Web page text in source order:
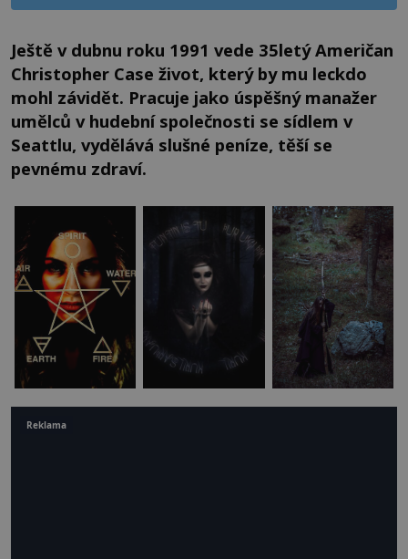
Ještě v dubnu roku 1991 vede 35letý Američan
Christopher Case život, který by mu leckdo
mohl závidět. Pracuje jako úspěšný manažer
umělců v hudební společnosti se sídlem v
Seattlu, vydělává slušné peníze, těší se
pevnému zdraví.
Reklama